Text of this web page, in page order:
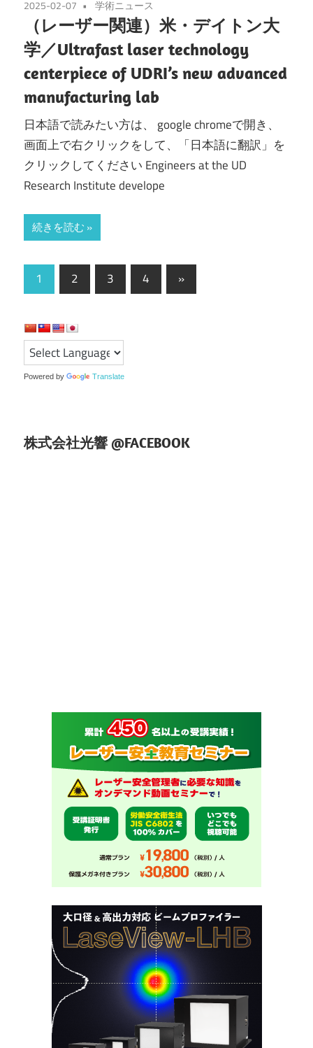
2025-02-07 学術ニュース
（レーザー関連）米・デイトン大
学／Ultrafast laser technology
centerpiece of UDRI’s new advanced
manufacturing lab
日本語で読みたい方は、 google chromeで開き、
画面上で右クリックをして、「日本語に翻訳」を
クリックしてください Engineers at the UD
Research Institute develope
続きを読む
投
の
ペ
ー
送
1 2 3 4
次
の
»
Powered by Translate
株式会社光響 @FACEBOOK